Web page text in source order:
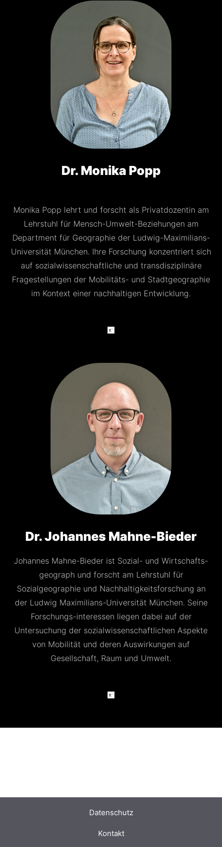
Dr. Monika Popp
Monika Popp lehrt und forscht als Privatdozentin am
Lehrstuhl für Mensch-Umwelt-Beziehungen am
Department für Geographie der Ludwig-Maximilians-
Universität München. Ihre Forschung konzentriert sich
auf sozialwissenschaftliche und transdisziplinäre
Fragestellungen der Mobilitäts- und Stadtgeographie
im Kontext einer nachhaltigen Entwicklung.
Dr. Johannes Mahne-Bieder
Johannes Mahne-Bieder ist Sozial- und Wirtschafts-
geograph und forscht am Lehrstuhl für
Sozialgeographie und Nachhaltigkeitsforschung an
der Ludwig Maximilians-Universität München. Seine
Forschungs-interessen liegen dabei auf der
Untersuchung der sozialwissenschaftlichen Aspekte
von Mobilität und deren Auswirkungen auf
Gesellschaft, Raum und Umwelt.
Datenschutz
Kontakt